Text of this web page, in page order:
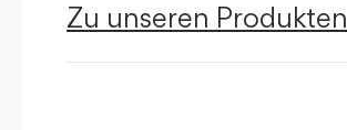
Zu unseren Produkten